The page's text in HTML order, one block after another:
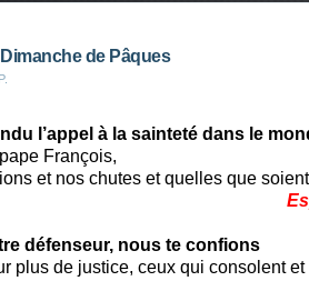
de Pâques
l’appel à la sainteté dans le
François,
et nos chutes et quelles que
défenseur, nous te confions
plus de justice, ceux qui consolent et